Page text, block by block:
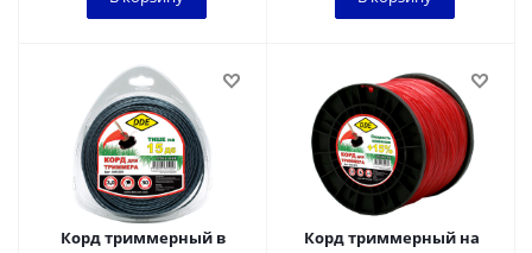
Корд триммерный в
Корд триммерный на